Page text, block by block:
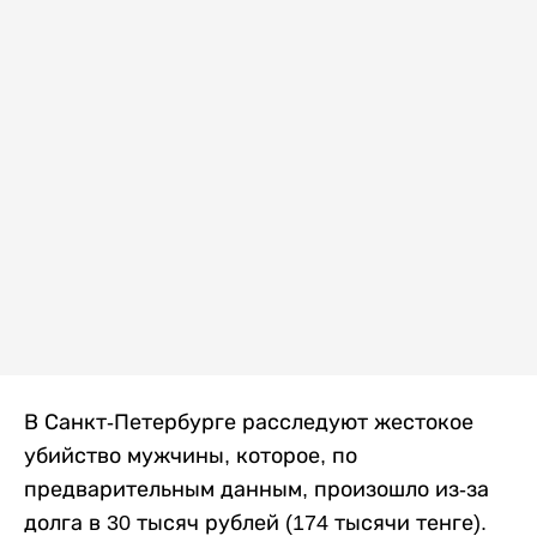
В Санкт-Петербурге расследуют жестокое
убийство мужчины, которое, по
предварительным данным, произошло из-за
долга в 30 тысяч рублей (174 тысячи тенге).